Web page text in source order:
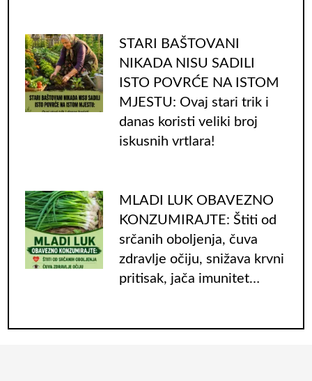
STARI BAŠTOVANI
NIKADA NISU SADILI
ISTO POVRĆE NA ISTOM
MJESTU: Ovaj stari trik i
danas koristi veliki broj
iskusnih vrtlara!
MLADI LUK OBAVEZNO
KONZUMIRAJTE: Štiti od
srčanih oboljenja, čuva
zdravlje očiju, snižava krvni
pritisak, jača imunitet…